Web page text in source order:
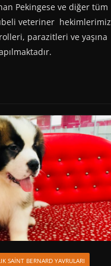
Pekingese ve diğer tüm
veteriner hekimlerimiz
parazitleri ve yaşına
SAINT BERNARD YAVRULARI